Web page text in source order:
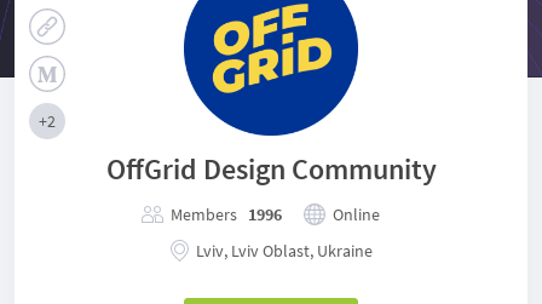
OffGrid Design Community
Members 1996
Online
Lviv, Lviv Oblast, Ukraine
+2